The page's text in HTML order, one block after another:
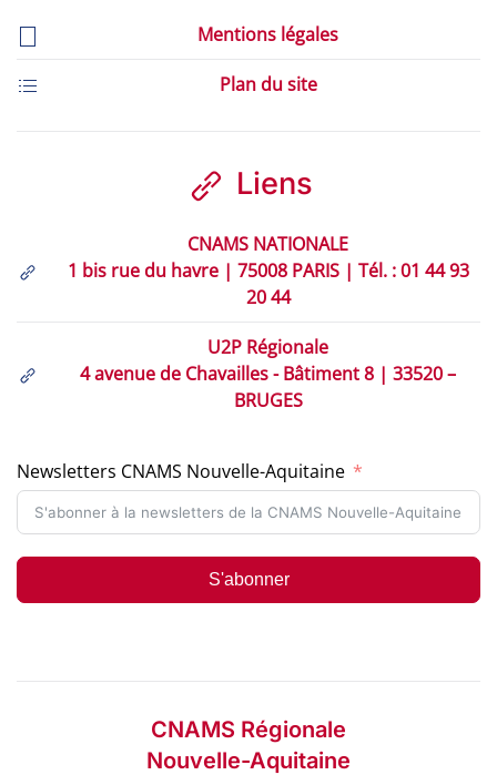
Mentions légales
Plan du site
Liens
CNAMS NATIONALE
1 bis rue du havre | 75008 PARIS | Tél. : 01 44 93
20 44
U2P Régionale
4 avenue de Chavailles - Bâtiment 8 | 33520 –
BRUGES
Newsletters CNAMS Nouvelle-Aquitaine
S'abonner
CNAMS Régionale
Nouvelle-Aquitaine